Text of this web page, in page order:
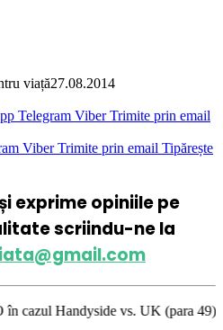
viață27.08.2014
Telegram Viber Trimite prin email
Viber Trimite prin email Tipărește
exprime opiniile pe
scriindu-ne la
vs. UK (para 49),